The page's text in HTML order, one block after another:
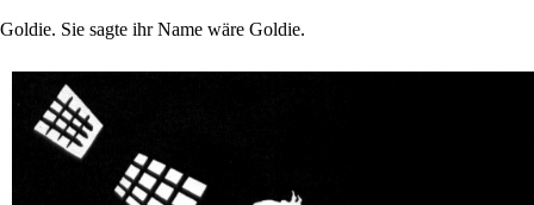
Goldie. Sie sagte ihr Name wäre Goldie.